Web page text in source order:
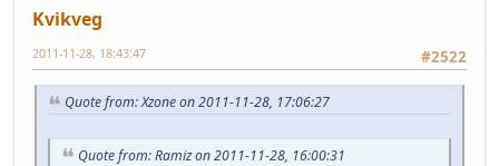
Kvikveg
#2522
2011-11-28, 18:43:47
Quote from: Xzone on 2011-11-28, 17:06:27
Quote from: Ramiz on 2011-11-28, 16:00:31